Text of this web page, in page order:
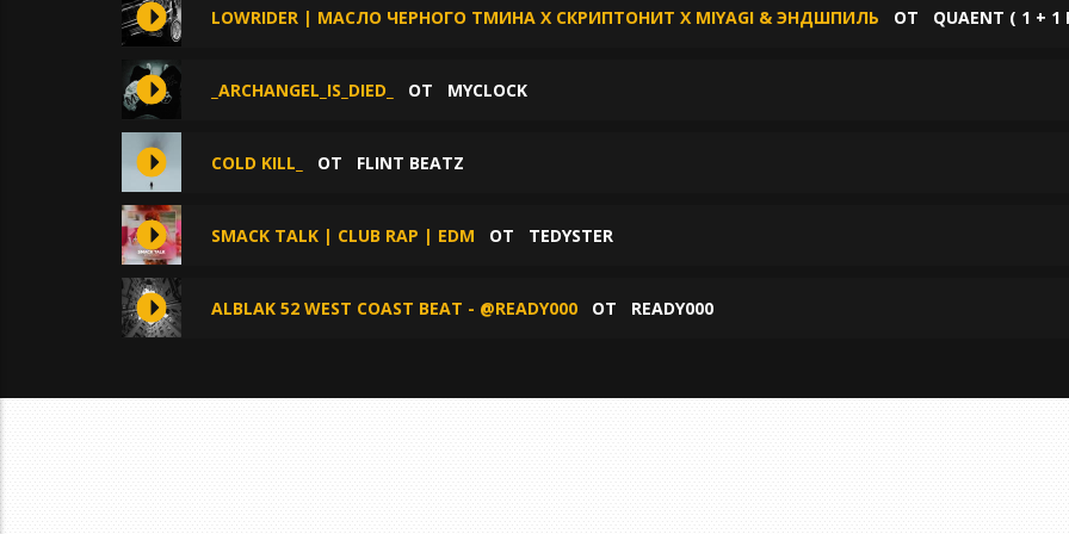
LOWRIDER | МАСЛО ЧЕРНОГО ТМИНА X СКРИПТОНИТ X MIYAGI & ЭНДШПИЛЬ ОТ QUAENT ( 1 + 1
_ARCHANGEL_IS_DIED_ ОТ MYCLOCK
COLD KILL_ ОТ FLINT BEATZ
SMACK TALK | CLUB RAP | EDM ОТ TEDYSTER
ALBLAK 52 WEST COAST BEAT - @READY000 ОТ READY000